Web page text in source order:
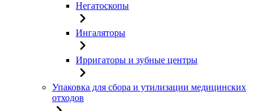
Негатоскопы
Ингаляторы
Ирригаторы и зубные центры
Упаковка для сбора и утилизации медицинских
отходов